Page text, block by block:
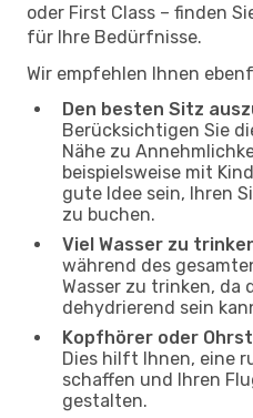
oder First Class – finden
für Ihre Bedürfnisse.
Wir empfehlen Ihnen
Den besten Sitz
Berücksichtigen Sie
Nähe zu
beispielsweise mit
gute Idee sein, Ihren
zu buchen.
Viel Wasser zu
während des
Wasser zu trinken, da
dehydrierend sein
Kopfhörer oder
Dies hilft Ihnen, eine
schaffen und Ihren
gestalten.